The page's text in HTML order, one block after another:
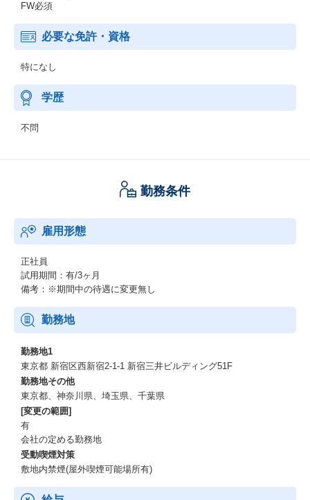
FW必須
必要な免許・資格
特になし
学歴
不問
勤務条件
雇用形態
正社員
試用期間：有/3ヶ月
備考：※期間中の待遇に変更無し
勤務地
勤務地1
東京都 新宿区西新宿2-1-1 新宿三井ビルディング51F
勤務地その他
東京都、神奈川県、埼玉県、千葉県
[変更の範囲]
有
会社の定める勤務地
受動喫煙対策
敷地内禁煙(屋外喫煙可能場所有)